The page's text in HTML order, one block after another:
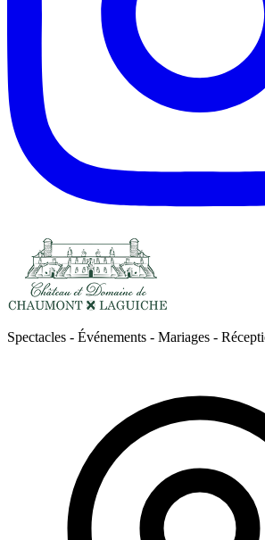
Spectacles - Événements - Mariages -